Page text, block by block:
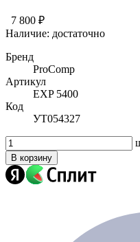
7 800 ₽
Наличие: достаточно
Бренд
ProComp
Артикул
EXP 5400
Код
УТ054327
В корзину